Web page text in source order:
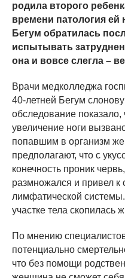
родила второго
времени патология ей
Бегум обратилась
испытывать
она и вовсе слегла –
Врачи медколледжа
40-летней Бегум
обследование показало,
увеличение ноги
попавшим в организм
предполагают, что с
конечность проник
размножался и привел к
лимфатической
участке тела скопилась
По мнению
потенциально
что без помощи